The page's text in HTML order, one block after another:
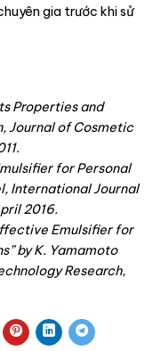
gia trước khi sử
Properties and
Journal of Cosmetic
for Personal
International Journal
2016.
Emulsifier for
by K. Yamamoto
Research,